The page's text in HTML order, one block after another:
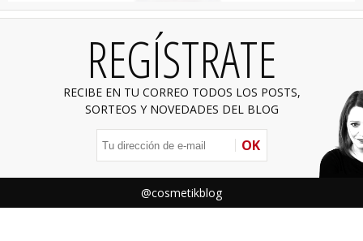
REGÍSTRATE
RECIBE EN TU CORREO TODOS LOS POSTS,
SORTEOS Y NOVEDADES DEL BLOG
OK
@cosmetikblog